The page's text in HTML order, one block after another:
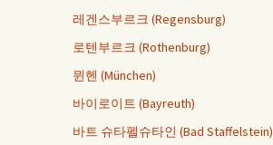
레겐스부르크 (Regensburg)
로텐부르크 (Rothenburg)
뮌헨 (München)
바이로이트 (Bayreuth)
바트 슈타펠슈타인 (Bad Staffelstein)